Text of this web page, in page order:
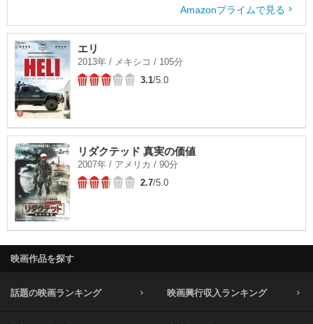
Amazonプライムで見る
エリ
2013年 / メキシコ / 105分
3.1/5.0
リダクテッド 真実の価値
2007年 / アメリカ / 90分
2.7/5.0
映画作品を探す
話題の映画ランキング 映画興行収入ランキング